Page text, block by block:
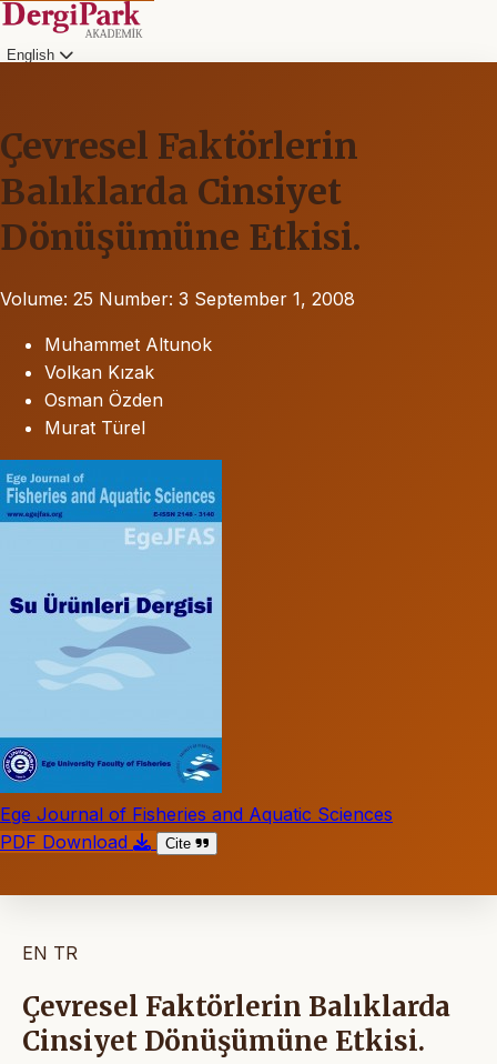
English
Çevresel Faktörlerin
Balıklarda Cinsiyet
Dönüşümüne Etkisi.
Volume: 25 Number: 3 September 1, 2008
Muhammet Altunok
Volkan Kızak
Osman Özden
Murat Türel
Ege Journal of Fisheries and Aquatic Sciences
PDF Download
Cite
EN TR
Çevresel Faktörlerin Balıklarda
Cinsiyet Dönüşümüne Etkisi.